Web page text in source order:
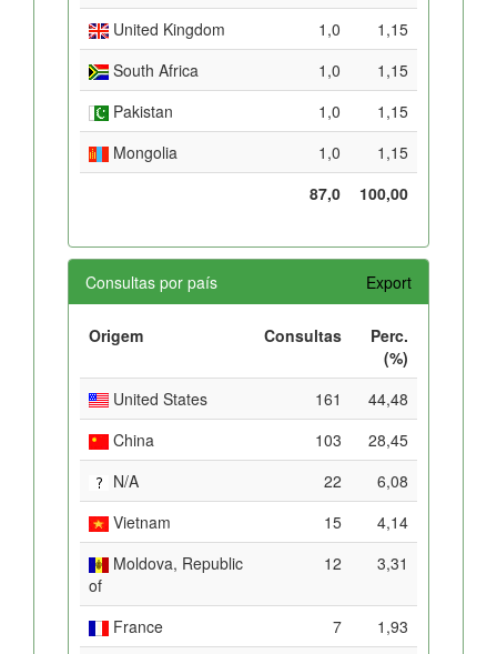
United Kingdom 1,0
1,15
South Africa
1,0
1,15
Pakistan
1,0
1,15
Mongolia
1,0
1,15
87,0
100,00
Consultas por país Export
Origem Consultas
Perc.
(%)
United States
161
44,48
China
103
28,45
N/A
22
6,08
Vietnam
15
4,14
Moldova, Republic
of
12 3,31
France 7
1,93